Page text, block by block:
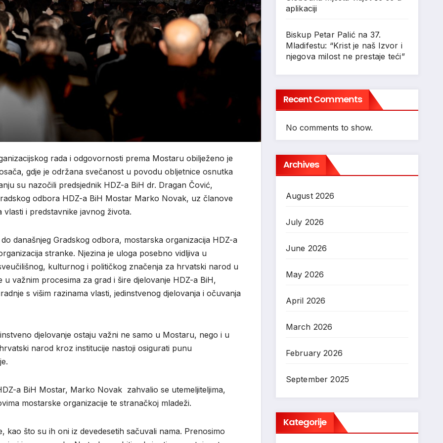
rada i odgovornosti prema Mostaru obilježeno je
gdje je održana svečanost u povodu obljetnice osnutka
su nazočili predsjednik HDZ-a BiH dr. Dragan Čović,
odbora HDZ-a BiH Mostar Marko Novak, uz članove
i predstavnike javnog života.
današnjeg Gradskog odbora, mostarska organizacija HDZ-a
stranke. Njezina je uloga posebno vidljiva u
kulturnog i političkog značenja za hrvatski narod u
važnim procesima za grad i šire djelovanje HDZ-a BiH,
s višim razinama vlasti, jedinstvenog djelovanja i očuvanja
djelovanje ostaju važni ne samo u Mostaru, nego i u
narod kroz institucije nastoji osigurati punu
a BiH Mostar, Marko Novak zahvalio se utemeljiteljima,
mostarske organizacije te stranačkoj mladeži.
kao što su ih oni iz devedesetih sačuvali nama. Prenosimo
aplikaciji
Biskup Petar Palić na 37.
Mladifestu: “Krist je naš Izvor i
njegova milost ne prestaje teći”
Recent Comments
No comments to show.
Archives
August 2026
July 2026
June 2026
May 2026
April 2026
March 2026
February 2026
September 2025
Kategorije